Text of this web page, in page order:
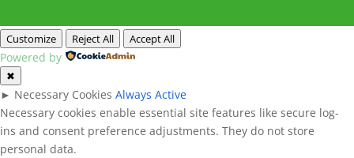
Customize Reject All Accept All
Powered by
✖
► Necessary Cookies Always Active
Necessary cookies enable essential site features like secure log-
ins and consent preference adjustments. They do not store
personal data.